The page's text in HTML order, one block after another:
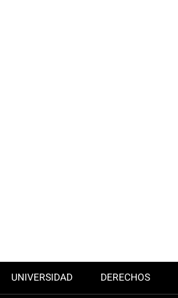
UNIVERSIDAD DERECHOS